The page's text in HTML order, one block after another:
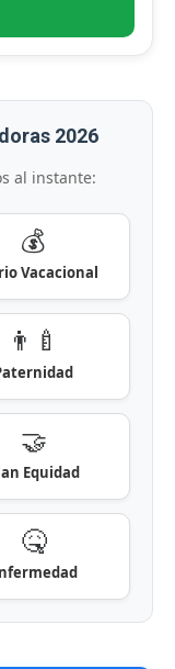
2026
al instante:
💰
Vacacional
👨‍🍼
🤝
Equidad
🤒